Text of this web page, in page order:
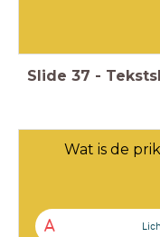
Slide 37 -
Wat is de
A